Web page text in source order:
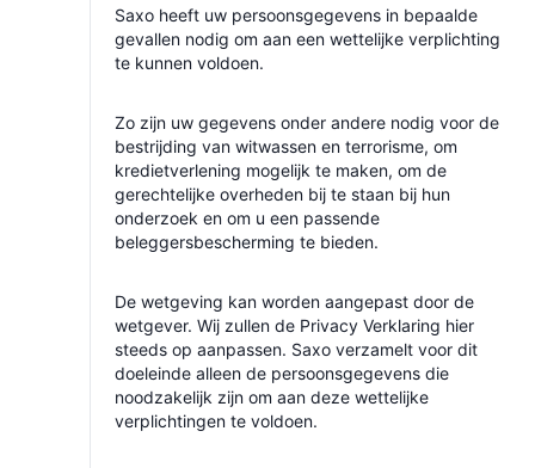
Saxo heeft uw persoonsgegevens in bepaalde
gevallen nodig om aan een wettelijke verplichting
te kunnen voldoen.
Zo zijn uw gegevens onder andere nodig voor de
bestrijding van witwassen en terrorisme, om
kredietverlening mogelijk te maken, om de
gerechtelijke overheden bij te staan bij hun
onderzoek en om u een passende
beleggersbescherming te bieden.
De wetgeving kan worden aangepast door de
wetgever. Wij zullen de Privacy Verklaring hier
steeds op aanpassen. Saxo verzamelt voor dit
doeleinde alleen de persoonsgegevens die
noodzakelijk zijn om aan deze wettelijke
verplichtingen te voldoen.